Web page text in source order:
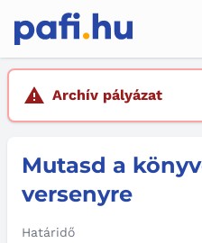
Hírek
Pályázatok
Szolgáltatások
Kapcsolat
Archív pályázat
Mutasd a
versenyre
Határidő